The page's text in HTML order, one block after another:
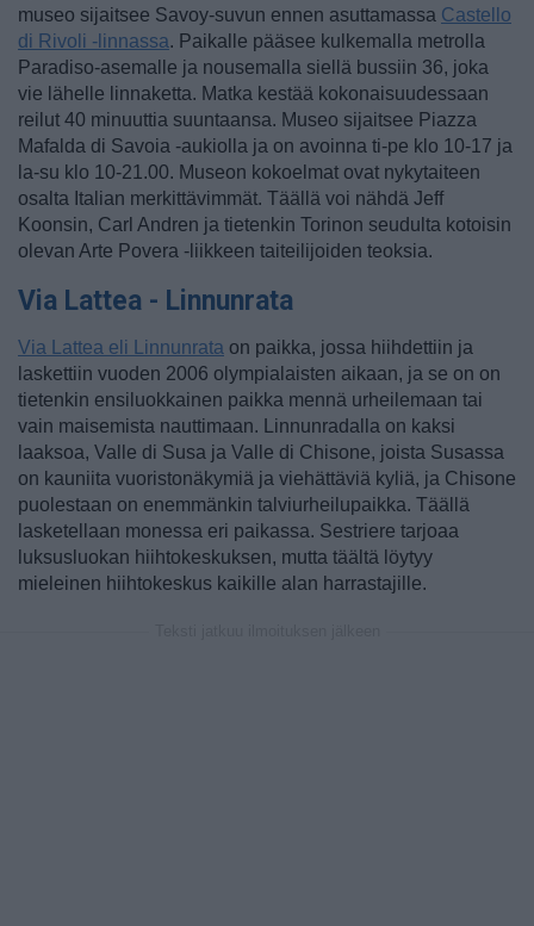
museo sijaitsee Savoy-suvun ennen asuttamassa Castello
di Rivoli -linnassa. Paikalle pääsee kulkemalla metrolla
Paradiso-asemalle ja nousemalla siellä bussiin 36, joka
vie lähelle linnaketta. Matka kestää kokonaisuudessaan
reilut 40 minuuttia suuntaansa. Museo sijaitsee Piazza
Mafalda di Savoia -aukiolla ja on avoinna ti-pe klo 10-17 ja
la-su klo 10-21.00. Museon kokoelmat ovat nykytaiteen
osalta Italian merkittävimmät. Täällä voi nähdä Jeff
Koonsin, Carl Andren ja tietenkin Torinon seudulta kotoisin
olevan Arte Povera -liikkeen taiteilijoiden teoksia.
Via Lattea - Linnunrata
Via Lattea eli Linnunrata on paikka, jossa hiihdettiin ja
laskettiin vuoden 2006 olympialaisten aikaan, ja se on on
tietenkin ensiluokkainen paikka mennä urheilemaan tai
vain maisemista nauttimaan. Linnunradalla on kaksi
laaksoa, Valle di Susa ja Valle di Chisone, joista Susassa
on kauniita vuoristonäkymiä ja viehättäviä kyliä, ja Chisone
puolestaan on enemmänkin talviurheilupaikka. Täällä
lasketellaan monessa eri paikassa. Sestriere tarjoaa
luksusluokan hiihtokeskuksen, mutta täältä löytyy
mieleinen hiihtokeskus kaikille alan harrastajille.